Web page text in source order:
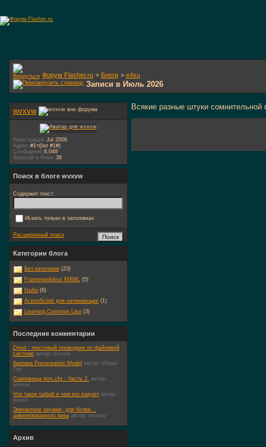
Форум Flasher.ru > Блоги > e4xu
Записи в Июль 2026
Всякие разные штуки
wvxvw
Регистрация Jul 2006
Адрес #1=(list #1#)
Сообщений 8,049
Записей в блоге 38
Поиск в блоге wvxvw
Содержит текст:
Искать только в заголовках
Расширенный поиск
Категории блога
Без категории (23)
Frameworkless MXML (5)
HaXe (6)
ActionSctipt для начинающих (1)
Learning Common Lisp (3)
Последние комментарии
Dired - текстовый проводник по файловой
системе автор: wvxvw
Критика Presentation Model автор: Virtual
Toy
Сокровища mm.cfg - Часть 2. автор:
wvxvw
Что такое tarball и чем его пакуют автор:
iteush
Элегантное оружие, для более...
цивилизованного века автор: wvxvw
Архив